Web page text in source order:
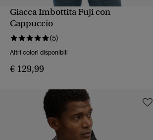
VISUALIZZAZIONE RAPIDA
Giacca Imbottita Fuji con
Cappuccio
(5)
Altri colori disponibili
€ 129,99